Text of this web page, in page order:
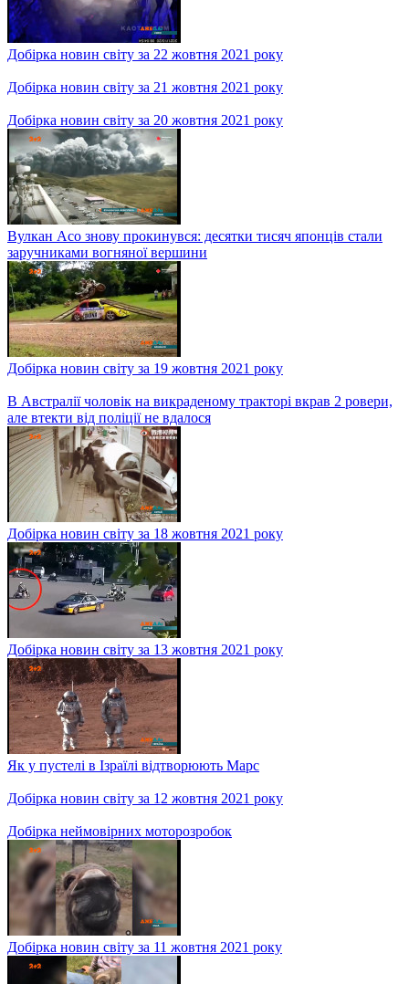
Техас пережив навалу руйнівних торнадо
Добірка новин світу за 27 жовтня 2021 року
У Китаї вигадали спеціальні сонні рейси
Добірка новин світу за 26 жовтня 2021 року
Припаркував машину на 47 років: авто мало не пересварило
всю вулицю та стало зіркою новин
Як в Колумбії упіймали короля наркомафії Дайро Услугу, за
яким полювали до того роками
Українка загинула під час зйомок голлівудського фільму